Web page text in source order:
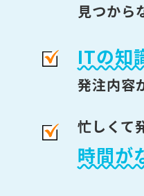
見つから
ITの知
発注内容
忙しくて
時間が